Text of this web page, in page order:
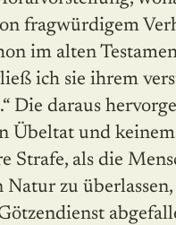
fragwürdigem
im alten
ich sie ihrem
Die daraus
Übeltat und
Strafe, als die
zu